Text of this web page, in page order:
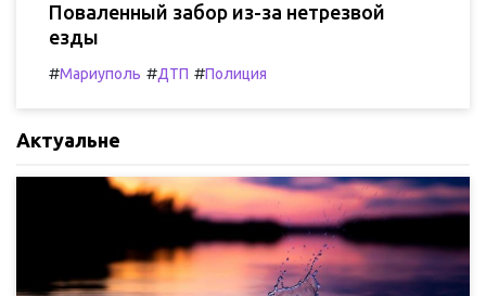
Поваленный забор из-за нетрезвой
езды
#Мариуполь #ДТП #Полиция
Актуальне